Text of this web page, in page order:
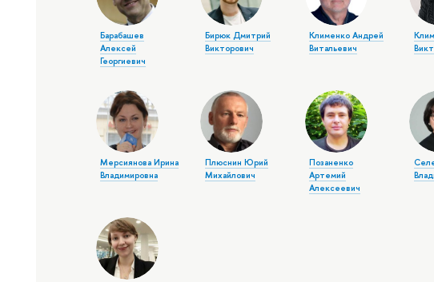
Барабашев
Алексей
Георгиевич
Бирюк Дмитрий
Викторович
Клименко Андрей
Витальевич
Мерсиянова Ирина
Владимировна
Плюснин Юрий
Михайлович
Позаненко
Артемий
Алексеевич